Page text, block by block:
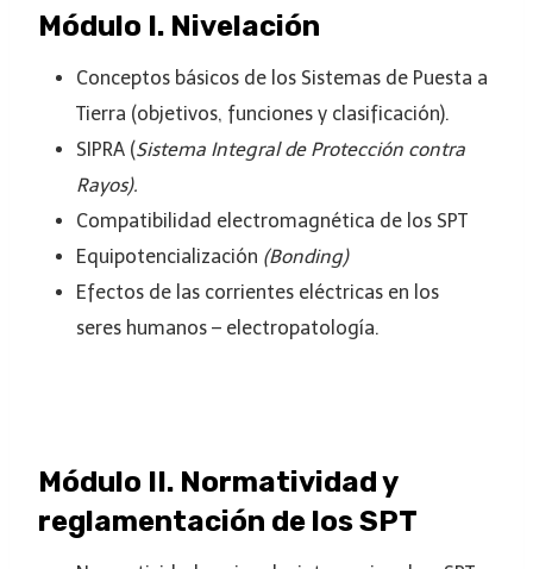
Módulo I. Nivelación
Conceptos básicos de los Sistemas de Puesta a
Tierra (objetivos, funciones y clasificación).
SIPRA (Sistema Integral de Protección contra
Rayos).
Compatibilidad electromagnética de los SPT
Equipotencialización (Bonding)
Efectos de las corrientes eléctricas en los
seres humanos – electropatología.
Módulo II. Normatividad y
reglamentación de los SPT